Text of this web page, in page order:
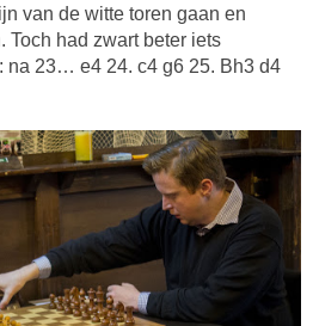
van de witte toren gaan en
Toch had zwart beter iets
na 23… e4 24. c4 g6 25. Bh3 d4